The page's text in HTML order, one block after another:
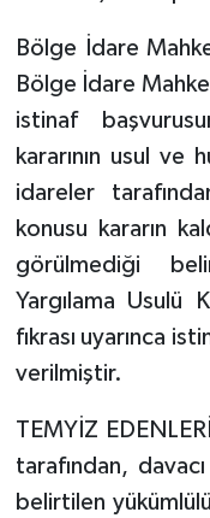
Bölge İdare
Bölge İdare
istinaf
kararının usul ve
idareler
konusu kararın
görülmediği
Yargılama Usulü
fıkrası uyarınca
verilmiştir.
TEMYİZ
tarafından,
belirtilen